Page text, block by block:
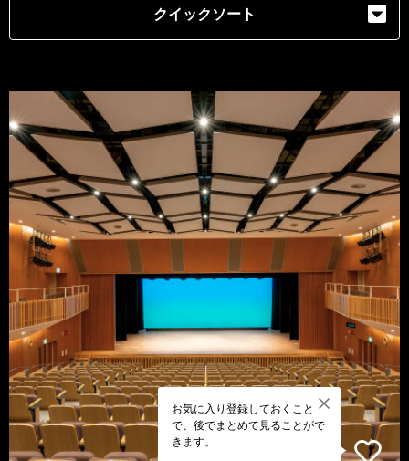
クイックソート
お気に入り登録しておくこと
で、後でまとめて見ることがで
きます。